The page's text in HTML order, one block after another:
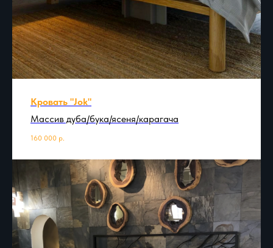
Кровать "Jok"
Массив дуба/бука/ясеня/карагача
160 000 р.